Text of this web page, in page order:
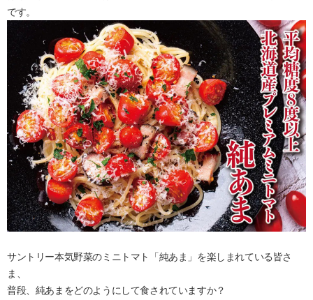
です。
サントリー本気野菜のミニトマト「純あま」を楽しまれている皆さ
ま、
普段、純あまをどのようにして食されていますか？